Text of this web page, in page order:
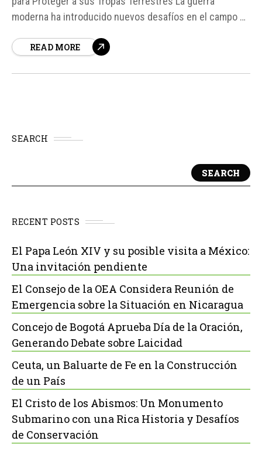
moderna ha introducido nuevos desafíos en el campo de
merodeadoras que representan una amenaza letal para
READ MORE
SEARCH
SEARCH
RECENT POSTS
El Papa León XIV y su posible visita a México:
Una invitación pendiente
El Consejo de la OEA Considera Reunión de
Emergencia sobre la Situación en Nicaragua
Concejo de Bogotá Aprueba Día de la Oración,
Generando Debate sobre Laicidad
Ceuta, un Baluarte de Fe en la Construcción
de un País
El Cristo de los Abismos: Un Monumento
Submarino con una Rica Historia y Desafíos
de Conservación